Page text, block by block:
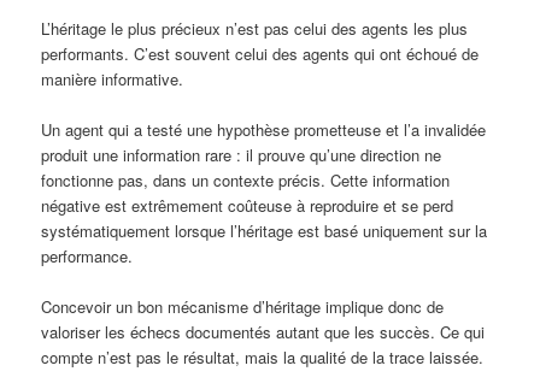
L’héritage le plus précieux n’est pas celui des agents les plus
performants. C’est souvent celui des agents qui ont échoué de
manière informative.
Un agent qui a testé une hypothèse prometteuse et l’a invalidée
produit une information rare : il prouve qu’une direction ne
fonctionne pas, dans un contexte précis. Cette information
négative est extrêmement coûteuse à reproduire et se perd
systématiquement lorsque l’héritage est basé uniquement sur la
performance.
Concevoir un bon mécanisme d’héritage implique donc de
valoriser les échecs documentés autant que les succès. Ce qui
compte n’est pas le résultat, mais la qualité de la trace laissée.